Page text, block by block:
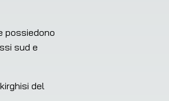
possiedono
sud e
del